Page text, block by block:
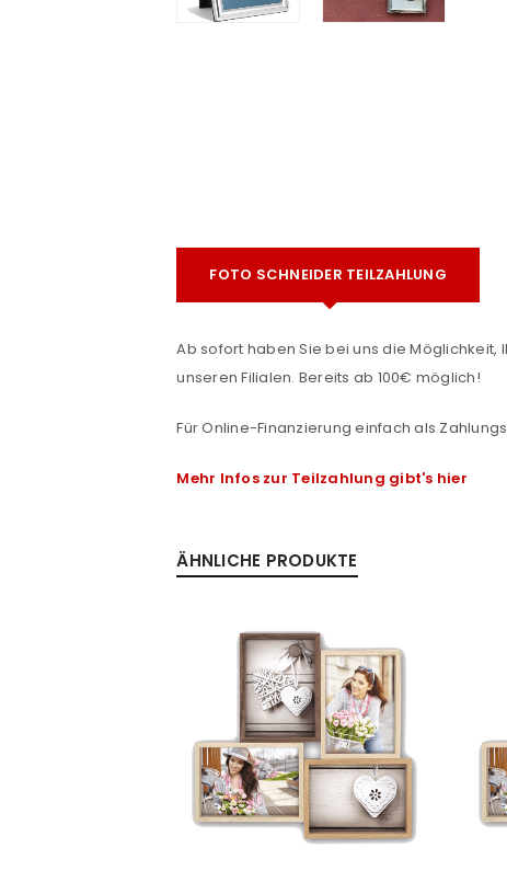
ANMELDEN
Benutzername oder E-Mail-Adresse
Anmeldeformular
PASSWORT VERGESSEN?
FOTO SCHNEIDER TEILZAHLUNG
Ab sofort haben Sie bei uns die Möglichkeit,
unseren Filialen. Bereits ab 100€ möglich!
Für Online-Finanzierung einfach als
Mehr Infos zur Teilzahlung gibt's hier
ÄHNLICHE PRODUKTE